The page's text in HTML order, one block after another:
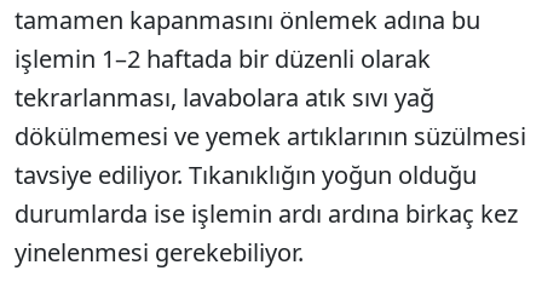
tamamen kapanmasını önlemek adına bu
işlemin 1–2 haftada bir düzenli olarak
tekrarlanması, lavabolara atık sıvı yağ
dökülmemesi ve yemek artıklarının süzülmesi
tavsiye ediliyor. Tıkanıklığın yoğun olduğu
durumlarda ise işlemin ardı ardına birkaç kez
yinelenmesi gerekebiliyor.